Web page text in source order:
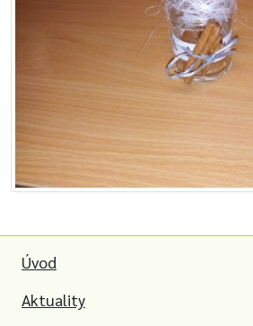
Úvod
Aktuality